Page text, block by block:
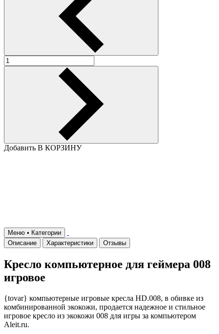
Добавить В КОРЗИНУ
Меню • Категории
Описание
Характеристики Отзывы
Кресло компьютерное для геймера 008
игровое
{tovar} компьютерные игровые кресла HD.008, в обивке из
комбинированной экокожи, продается надежное и стильное
игровое кресло из экокожи 008 для игры за компьютером
Aleit.ru.